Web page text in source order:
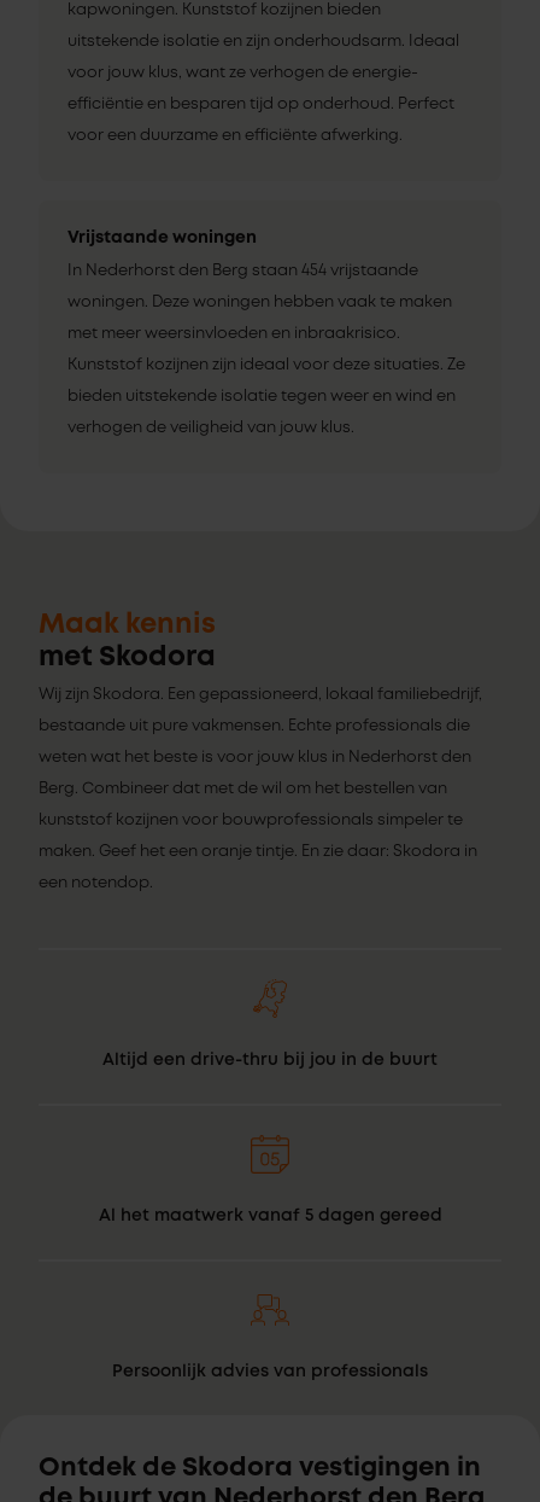
kapwoningen. Kunststof kozijnen bieden
uitstekende isolatie en zijn onderhoudsarm. Ideaal
voor jouw klus, want ze verhogen de energie-
efficiëntie en besparen tijd op onderhoud. Perfect
voor een duurzame en efficiënte afwerking.
Vrijstaande woningen
In Nederhorst den Berg staan 454 vrijstaande
woningen. Deze woningen hebben vaak te maken
met meer weersinvloeden en inbraakrisico.
Kunststof kozijnen zijn ideaal voor deze situaties. Ze
bieden uitstekende isolatie tegen weer en wind en
verhogen de veiligheid van jouw klus.
Maak kennis
met Skodora
Wij zijn Skodora. Een gepassioneerd, lokaal familiebedrijf,
bestaande uit pure vakmensen. Echte professionals die
weten wat het beste is voor jouw klus in Nederhorst den
Berg. Combineer dat met de wil om het bestellen van
kunststof kozijnen voor bouwprofessionals simpeler te
maken. Geef het een oranje tintje. En zie daar: Skodora in
een notendop.
Altijd een drive-thru bij jou in de buurt
Al het maatwerk vanaf 5 dagen gereed
Persoonlijk advies van professionals
Ontdek de Skodora vestigingen in